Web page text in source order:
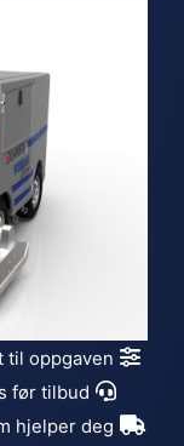
til oppgaven
før tilbud
hjelper deg